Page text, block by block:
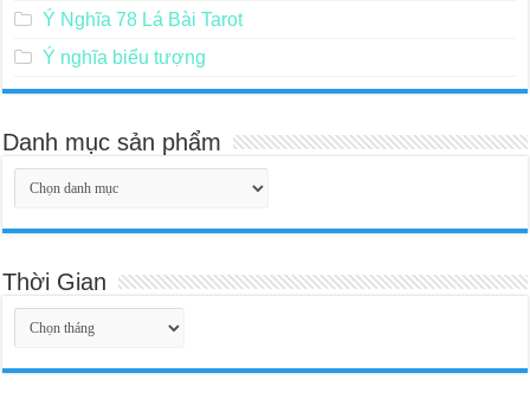
Ý Nghĩa 78 Lá Bài Tarot
Ý nghĩa biểu tượng
Danh mục sản phẩm
Thời Gian
Thời
Gian